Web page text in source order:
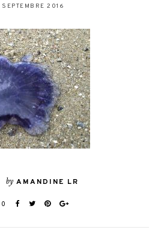
SEPTEMBRE 2016
by AMANDINE LR
0